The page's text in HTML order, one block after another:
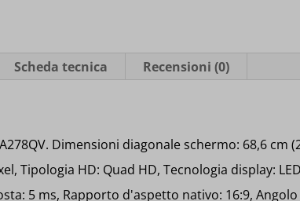
Scheda tecnica Recensioni (0)
Dimensioni diagonale schermo: 68,6 cm
Tipologia HD: Quad HD, Tecnologia display:
5 ms, Rapporto d'aspetto nativo: 16:9,